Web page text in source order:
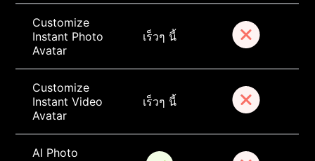
Customize
Instant Photo
Avatar
เร็วๆ นี้
Customize
Instant Video
Avatar
เร็วๆ นี้
AI Photo